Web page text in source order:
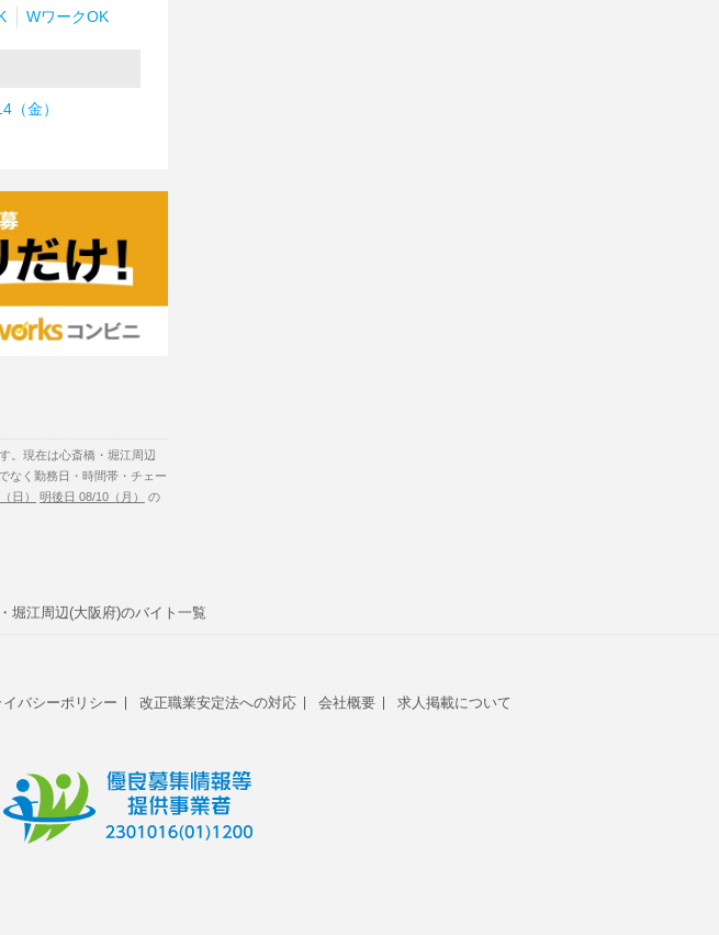
WワークOK
（金）
。現在は心斎橋・堀江周辺
なく勤務日・時間帯・チェー
日） 明後日 08/10（月）
の
堀江周辺(大阪府)のバイト一覧
イバシーポリシー 改正職業安定法への対応 会社概要 求人掲載について